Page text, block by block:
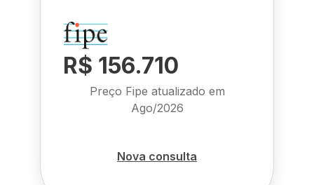
R$ 156.710
Preço Fipe atualizado em
Ago/2026
Nova consulta